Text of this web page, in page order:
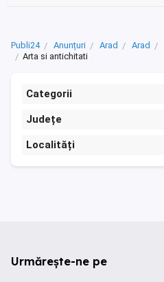
Publi24 Anunțuri Arad Arad
Arta si antichitati
Categorii
Județe
Localități
Urmărește-ne pe